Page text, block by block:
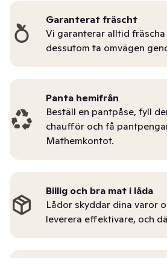
Garanterat fräscht
Vi garanterar alltid
dessutom ta omvägen
Panta hemifrån
Beställ en pantpåse, fyll
chaufför och få
Mathemkontot.
Billig och bra mat i låda
Lådor skyddar dina varor
leverera effektivare, och